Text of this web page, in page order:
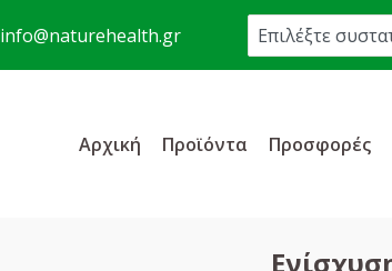
info@naturehealth.gr
Αρχική Προϊόντα Προσφορές